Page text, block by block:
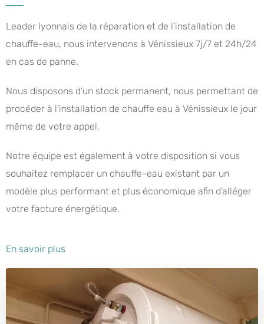
Leader lyonnais de la réparation et de l’installation de
chauffe-eau, nous intervenons à Vénissieux 7j/7 et 24h/24
en cas de panne.
Nous disposons d’un stock permanent, nous permettant de
procéder à l’installation de chauffe eau à Vénissieux le jour
même de votre appel.
Notre équipe est également à votre disposition si vous
souhaitez remplacer un chauffe-eau existant par un
modèle plus performant et plus économique afin d’alléger
votre facture énergétique.
En savoir plus